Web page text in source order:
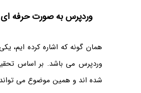
وردپرس به صورت حرفه ‌ای
همان گونه که اشاره کرده ایم،
شده اند و همین موضوع می